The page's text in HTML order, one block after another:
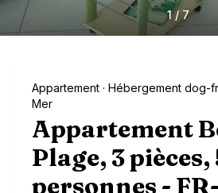
1/ 7
Appartement · Hébergement dog-
Mer
Appartement
Plage, 3 pièces,
personnes -